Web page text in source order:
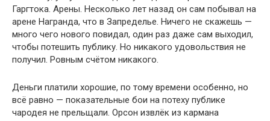
Гаргтока. Арены. Несколько лет назад он сам побывал на
арене Награнда, что в Запределье. Ничего не скажешь —
много чего нового повидал, один раз даже сам выходил,
чтобы потешить публику. Но никакого удовольствия не
получил. Ровным счётом никакого.
Деньги платили хорошие, по тому времени особенно, но
всё равно — показательные бои на потеху публике
чародея не прельщали. Орсон извлёк из кармана